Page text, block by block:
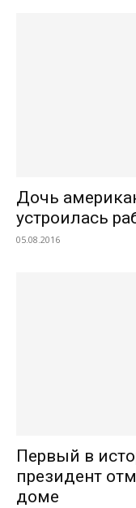
Дочь
устроилась
05.08.2016
Первый в
президент
доме